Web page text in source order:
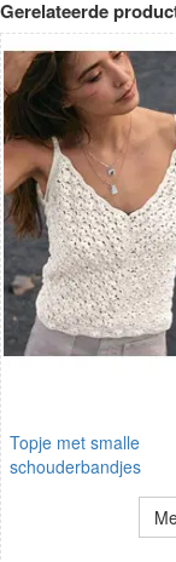
Gerelateerde
Topje met smalle
schouderbandjes